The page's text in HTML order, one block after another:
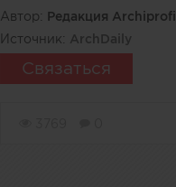
Автор: Редакция Archiprofi
Источник: ArchDaily
Связаться